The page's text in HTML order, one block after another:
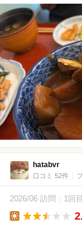
hatabvr
口コミ 52件
2026/06 訪問 1回目